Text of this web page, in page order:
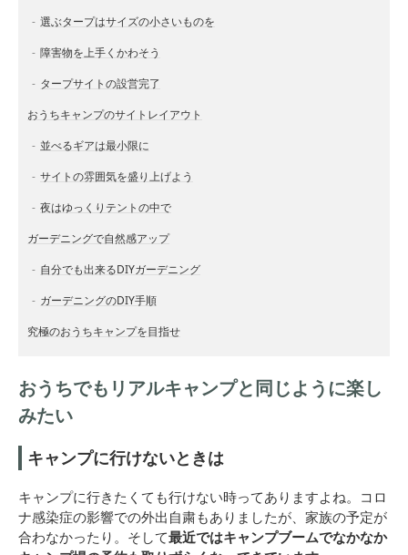
選ぶタープはサイズの小さいものを
障害物を上手くかわそう
タープサイトの設営完了
おうちキャンプのサイトレイアウト
並べるギアは最小限に
サイトの雰囲気を盛り上げよう
夜はゆっくりテントの中で
ガーデニングで自然感アップ
自分でも出来るDIYガーデニング
ガーデニングのDIY手順
究極のおうちキャンプを目指せ
おうちでもリアルキャンプと同じように楽し
みたい
キャンプに行けないときは
キャンプに行きたくても行けない時ってありますよね。コロ
ナ感染症の影響での外出自粛もありましたが、家族の予定が
合わなかったり。そして最近ではキャンプブームでなかなか